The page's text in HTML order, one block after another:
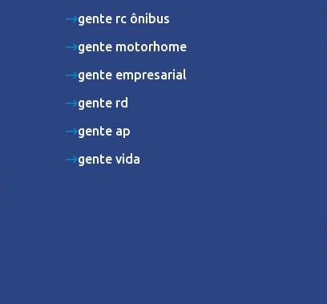
gente rc ônibus
gente motorhome
gente empresarial
gente rd
gente ap
gente vida